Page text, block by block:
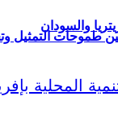
والسودان
طموحات التمثيل